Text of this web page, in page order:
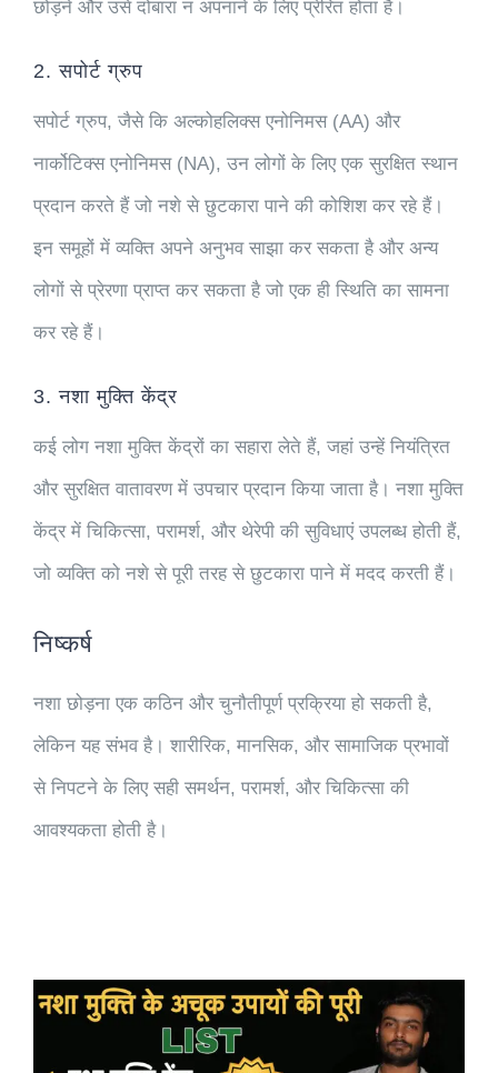
छोड़ने और उसे दोबारा न अपनाने के लिए प्रेरित होता है।
2. सपोर्ट ग्रुप
सपोर्ट ग्रुप, जैसे कि अल्कोहलिक्स एनोनिमस (AA) और
नार्कोटिक्स एनोनिमस (NA), उन लोगों के लिए एक सुरक्षित स्थान
प्रदान करते हैं जो नशे से छुटकारा पाने की कोशिश कर रहे हैं।
इन समूहों में व्यक्ति अपने अनुभव साझा कर सकता है और अन्य
लोगों से प्रेरणा प्राप्त कर सकता है जो एक ही स्थिति का सामना
कर रहे हैं।
3. नशा मुक्ति केंद्र
कई लोग नशा मुक्ति केंद्रों का सहारा लेते हैं, जहां उन्हें नियंत्रित
और सुरक्षित वातावरण में उपचार प्रदान किया जाता है। नशा मुक्ति
केंद्र में चिकित्सा, परामर्श, और थेरेपी की सुविधाएं उपलब्ध होती हैं,
जो व्यक्ति को नशे से पूरी तरह से छुटकारा पाने में मदद करती हैं।
निष्कर्ष
नशा छोड़ना एक कठिन और चुनौतीपूर्ण प्रक्रिया हो सकती है,
लेकिन यह संभव है। शारीरिक, मानसिक, और सामाजिक प्रभावों
से निपटने के लिए सही समर्थन, परामर्श, और चिकित्सा की
आवश्यकता होती है।